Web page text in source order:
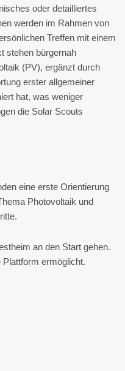
oder detailliertes
werden im Rahmen von
Treffen mit einem
stehen bürgernah
(PV), ergänzt durch
erster allgemeiner
hat, was weniger
die Solar Scouts
eine erste Orientierung
Photovoltaik und
an den Start gehen.
Plattform ermöglicht.